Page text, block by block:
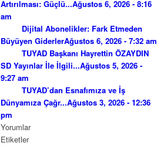
Artırılması: Güçlü...Ağustos 6, 2026 - 8:16
am
Dijital Abonelikler: Fark Etmeden
Büyüyen GiderlerAğustos 6, 2026 - 7:32 am
TUYAD Başkanı Hayrettin ÖZAYDIN
SD Yayınlar İle İlgili...Ağustos 5, 2026 -
9:27 am
TUYAD’dan Esnafımıza ve İş
Dünyamıza Çağr...Ağustos 3, 2026 - 12:36
pm
Yorumlar
Etiketler